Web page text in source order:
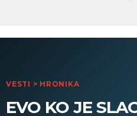
VESTI > HRONIKA
EVO KO JE